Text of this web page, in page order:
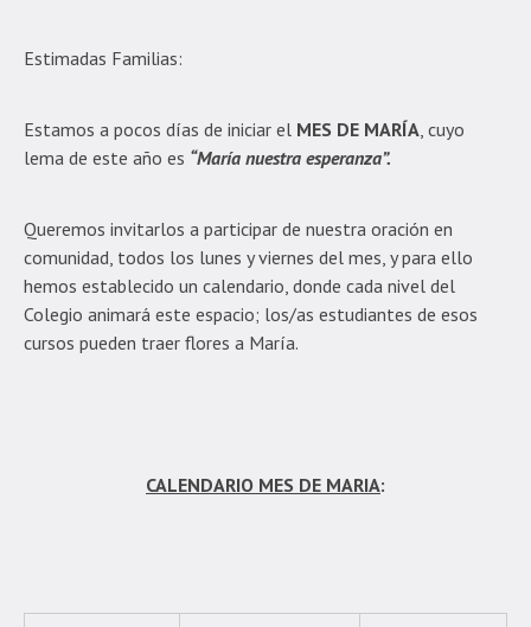
Estimadas Familias:
Estamos a pocos días de iniciar el MES DE MARÍA, cuyo
lema de este año es “María nuestra esperanza”.
Queremos invitarlos a participar de nuestra oración en
comunidad, todos los lunes y viernes del mes, y para ello
hemos establecido un calendario, donde cada nivel del
Colegio animará este espacio; los/as estudiantes de esos
cursos pueden traer flores a María.
CALENDARIO MES DE MARIA: